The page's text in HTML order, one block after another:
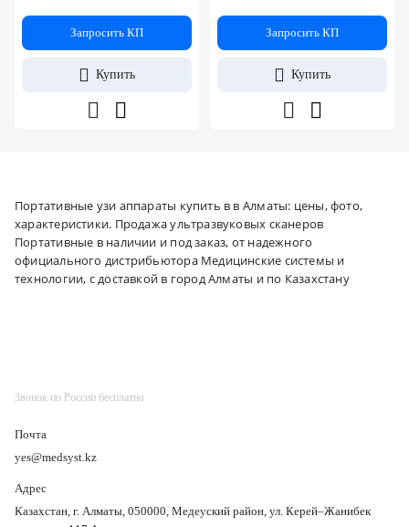
Запросить КП
Купить
Запросить КП
Купить
Портативные узи аппараты купить в в Алматы: цены, фото,
характеристики. Продажа ультразвуковых сканеров
Портативные в наличии и под заказ, от надежного
официального дистрибьютора Медицинские системы и
технологии, с доставкой в город Алматы и по Казахстану
Звонок по России бесплатно
Почта
yes@medsyst.kz
Адрес
Казахстан, г. Алматы, 050000, Медеуский район, ул. Керей–Жанибек